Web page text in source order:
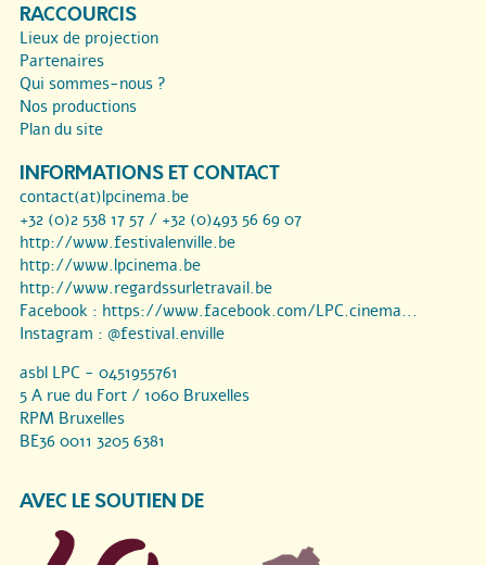
RACCOURCIS
Lieux de projection
Partenaires
Qui sommes-nous ?
Nos productions
Plan du site
INFORMATIONS ET CONTACT
contact(at)lpcinema.be
+32 (0)2 538 17 57 / +32 (0)493 56 69 07
http://www.festivalenville.be
http://www.lpcinema.be
http://www.regardssurletravail.be
Facebook : https://www.facebook.com/LPC.cinema...
Instagram : @festival.enville
asbl LPC - 0451955761
5 A rue du Fort / 1060 Bruxelles
RPM Bruxelles
BE36 0011 3205 6381
AVEC LE SOUTIEN DE